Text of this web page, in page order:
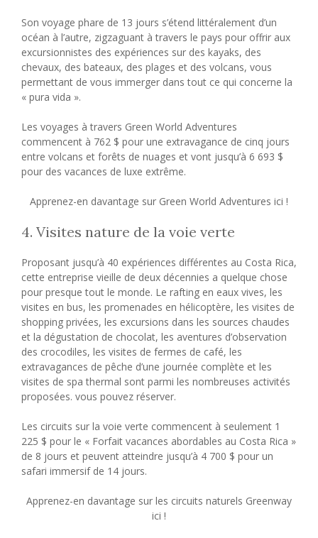
Son voyage phare de 13 jours s’étend littéralement d’un
océan à l’autre, zigzaguant à travers le pays pour offrir aux
excursionnistes des expériences sur des kayaks, des
chevaux, des bateaux, des plages et des volcans, vous
permettant de vous immerger dans tout ce qui concerne la
« pura vida ».
Les voyages à travers Green World Adventures
commencent à 762 $ pour une extravagance de cinq jours
entre volcans et forêts de nuages ​​et vont jusqu’à 6 693 $
pour des vacances de luxe extrême.
Apprenez-en davantage sur Green World Adventures ici !
4. Visites nature de la voie verte
Proposant jusqu’à 40 expériences différentes au Costa Rica,
cette entreprise vieille de deux décennies a quelque chose
pour presque tout le monde. Le rafting en eaux vives, les
visites en bus, les promenades en hélicoptère, les visites de
shopping privées, les excursions dans les sources chaudes
et la dégustation de chocolat, les aventures d’observation
des crocodiles, les visites de fermes de café, les
extravagances de pêche d’une journée complète et les
visites de spa thermal sont parmi les nombreuses activités
proposées. vous pouvez réserver.
Les circuits sur la voie verte commencent à seulement 1
225 $ pour le « Forfait vacances abordables au Costa Rica »
de 8 jours et peuvent atteindre jusqu’à 4 700 $ pour un
safari immersif de 14 jours.
Apprenez-en davantage sur les circuits naturels Greenway
ici !